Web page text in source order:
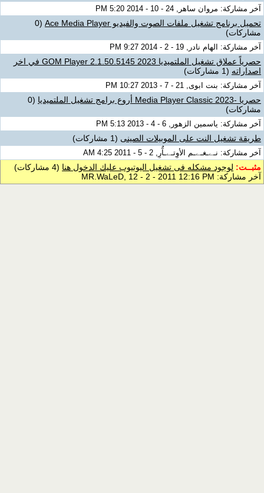
آخر مشاركة: مروان ساهر, 24 - 10 - 2014 5:20 PM
تحميل برنامج تشغيل ملفات الصوت والفيديو Ace Media Player
(0
مشاركات)
آخر مشاركة: الهام نادر, 19 - 2 - 2014 9:27 PM
حصرياً عملاق تشغيل الملتميديا GOM Player 2.1.50.5145 2023 في اخر
اصداراته (1 مشاركات)
آخر مشاركة: بنت ابوى, 21 - 7 - 2013 10:27 PM
حصريا -2023 Media Player Classic أروع برامج تشغيل الملتميديا
(0
مشاركات)
آخر مشاركة: ياسمين الزهور, 6 - 4 - 2013 5:13 PM
طريقة تشغيل النت على الموبيلات الصينى (1 مشاركات)
آخر مشاركة: نـﮯـغـﮯـم الأوِتـﮯـآٌرِ, 2 - 5 - 2011 4:25 AM
مثبــت: لوجود مشكله فى تشغيل اليوتيوب عليك الدخول هنا (4 مشاركات)
آخر مشاركة: MR.WaLeD, 12 - 2 - 2011 12:16 PM